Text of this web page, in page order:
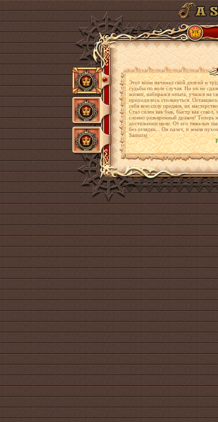
Этот воин начинал свой долгий и
судьбы по воле случая. Но он не
жизни, набирался опыта, учился на
приходилось столкнуться.
себя всю силу предков, их
Стал силен как бык, быстр как
словно разъяренный дракон! Теперь
достижении цели. От его тяжелых
без оглядки... Он палач, и земля
Samuraj